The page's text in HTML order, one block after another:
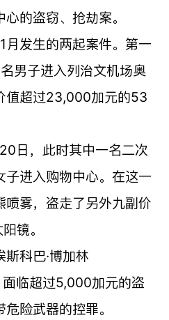
的盗窃、抢劫案。
发生的两起案件。第一
男子进入列治文机场奥
值超过23,000加元的53
日，此时其中一名二次
子进入购物中心。在这一
雾，盗走了另外九副价
镜。
科巴·博加林
面临超过5,000加元的盗
险武器的控罪。